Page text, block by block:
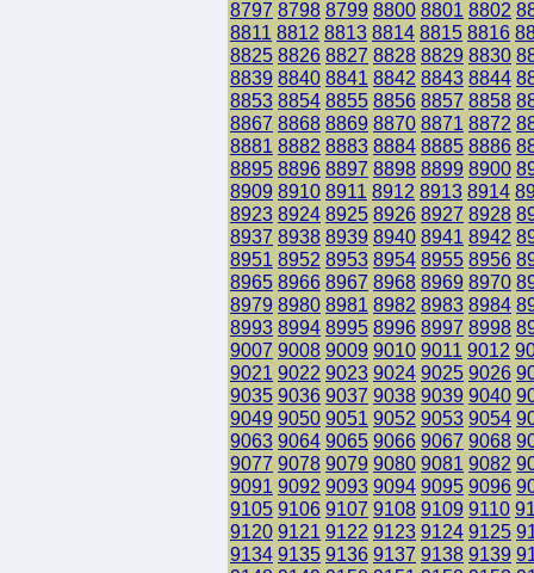
8797 8798 8799 8800 8801 8802
8811 8812 8813 8814 8815 8816
8825 8826 8827 8828 8829 8830
8839 8840 8841 8842 8843 8844
8853 8854 8855 8856 8857 8858
8867 8868 8869 8870 8871 8872
8881 8882 8883 8884 8885 8886
8895 8896 8897 8898 8899 8900
8909 8910 8911 8912 8913 8914
8923 8924 8925 8926 8927 8928
8937 8938 8939 8940 8941 8942
8951 8952 8953 8954 8955 8956
8965 8966 8967 8968 8969 8970
8979 8980 8981 8982 8983 8984
8993 8994 8995 8996 8997 8998
9007 9008 9009 9010 9011 9012
9021 9022 9023 9024 9025 9026
9035 9036 9037 9038 9039 9040
9049 9050 9051 9052 9053 9054
9063 9064 9065 9066 9067 9068
9077 9078 9079 9080 9081 9082
9091 9092 9093 9094 9095 9096
9105 9106 9107 9108 9109 9110
9120 9121 9122 9123 9124 9125
9134 9135 9136 9137 9138 9139